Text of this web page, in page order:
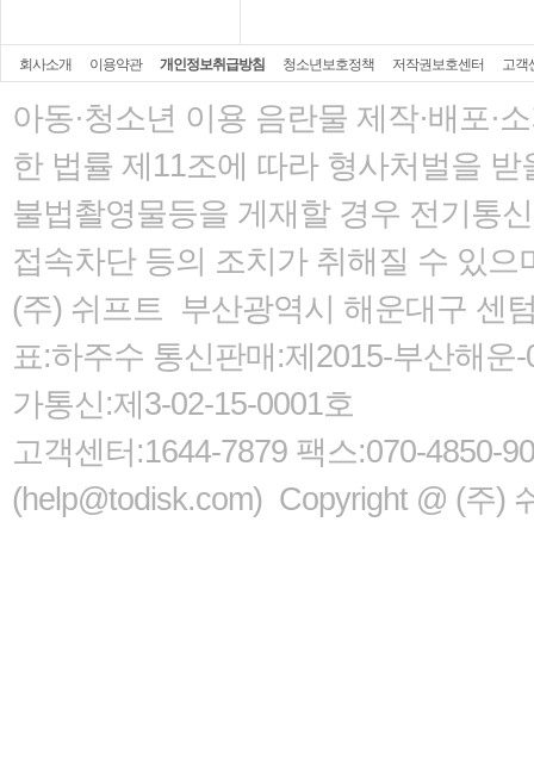
회사소개 이용약관 개인정보취급방침 청소년보호정책 저작권보호센터 고객
아동·청소년 이용 음란물 제작·배포·
한 법률 제11조에 따라 형사처벌을 받
불법촬영물등을 게재할 경우 전기통
접속차단 등의 조치가 취해질 수 있으
(주) 쉬프트 부산광역시 해운대구 센
표:하주수 통신판매:제2015-부산해
가통신:제3-02-15-0001호
고객센터:1644-7879 팩스:070-4850-
(help@todisk.com) Copyright @ (주)